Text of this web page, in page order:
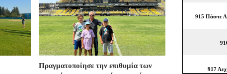
Πραγματοποίησε την επιθυμία των